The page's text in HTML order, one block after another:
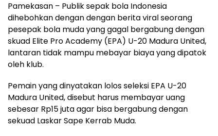
Pamekasan – Publik sepak bola Indonesia
dihebohkan dengan dengan berita viral seorang
pesepak bola muda yang gagal bergabung dengan
skuad Elite Pro Academy (EPA) U-20 Madura United,
lantaran tidak mampu mebayar biaya yang dipatok
oleh klub.
Pemain yang dinyatakan lolos seleksi EPA U-20
Madura United, disebut harus membayar uang
sebesar Rp15 juta agar bisa bergabung dengan
sekuad Laskar Sape Kerrab Muda.